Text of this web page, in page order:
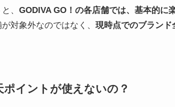
、 GODIVA GO！の各店舗では、基本的に
対象外なのではなく、 現時点でのブラン
イントが使えないの？